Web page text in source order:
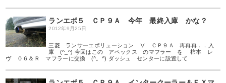
ランエボ５ ＣＰ９Ａ 今年 最終入庫 かな？
2012年9月25日
三菱 ランサーエボリューション Ⅴ ＣＰ９Ａ 再再再．．入
庫 (^_^) 今回はこの アペックス のマフラー を 柿本 レ
ヴ ０６＆Ｒ マフラーに交換 (^。^) ダッシュ センターに設置して